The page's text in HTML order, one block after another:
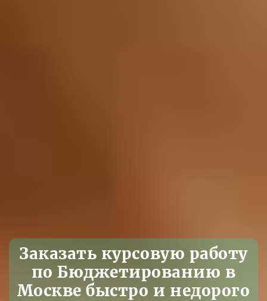
Заказать курсовую работу
по Бюджетированию в
Москве быстро и недорого